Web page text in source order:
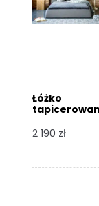
Łóżko
Design
2 190 zł